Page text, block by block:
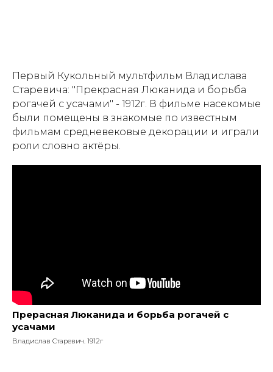
Первый Кукольный мультфильм Владислава
Старевича: "Прекрасная Люканида и борьба
рогачей с усачами" - 1912г. В фильме насекомые
были помещены в знакомые по известным
фильмам средневековые декорации и играли
роли словно актёры.
Прерасная Люканида и борьба рогачей с
усачами
Владислав Старевич. 1912г